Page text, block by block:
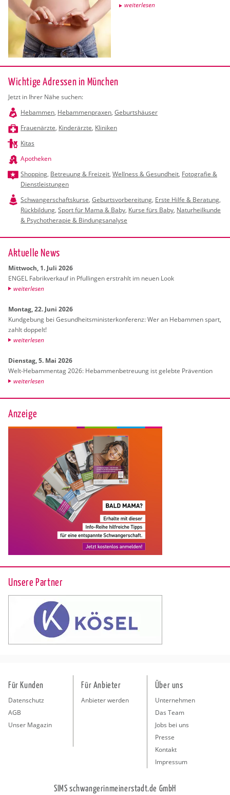
wei­ter­le­sen
Wichtige Adressen in München
Jetzt in Ihrer Nähe suchen:
Hebammen, Hebammenpraxen, Geburtshäuser
Frauenärzte, Kinderärzte, Kliniken
Kitas
Apotheken
Shopping, Betreuung & Freizeit, Wellness & Gesundheit, Fotografie &
Dienstleistungen
Schwangerschaftskurse, Geburtsvorbereitung, Erste Hilfe & Beratung,
Rückbildung, Sport für Mama & Baby, Kurse fürs Baby, Naturheilkunde
& Psychotherapie & Bindungsanalyse
Ak­tu­el­le News
Mitt­woch, 1. Juli 2026
ENGEL Fa­brik­ver­kauf in Pful­lin­gen er­strahlt im neuen Look
wei­ter­le­sen
Mon­tag, 22. Juni 2026
Kund­ge­bung bei Ge­sund­heits­mi­nis­ter­kon­fe­renz: Wer an Heb­am­men spart,
zahlt dop­pelt!
wei­ter­le­sen
Diens­tag, 5. Mai 2026
Welt-Heb­am­men­tag 2026: Heb­am­men­be­treu­ung ist ge­leb­te Prä­ven­ti­on
wei­ter­le­sen
Anzeige
Unsere Partner
Für Kunden
Datenschutz
AGB
Unser Magazin
Für Anbieter
Anbieter werden
Über uns
Unternehmen
Das Team
Jobs bei uns
Presse
Kontakt
Impressum
SIMS schwangerinmeinerstadt.de GmbH